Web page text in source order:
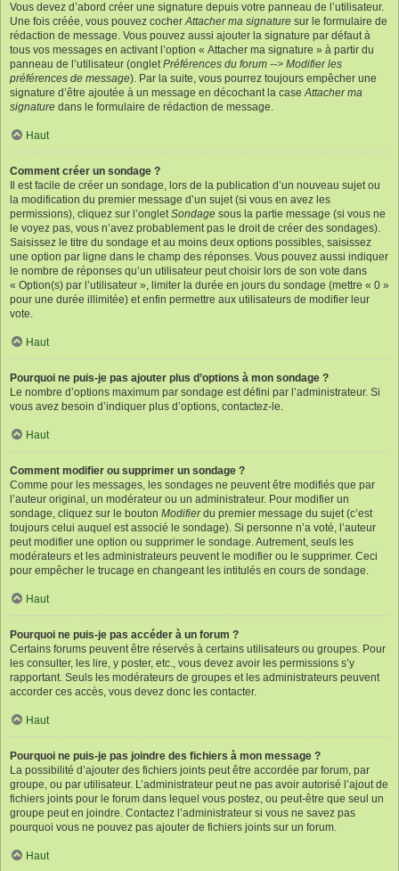
Vous devez d’abord créer une signature depuis votre panneau de l’utilisateur.
Une fois créée, vous pouvez cocherAttacher ma signature sur le formulaire de
rédaction de message. Vous pouvez aussi ajouter la signature par défaut à
tous vos messages en activant l’option « Attacher ma signature » à partir du
panneau de l’utilisateur (ongletPréférences du forum --> Modifier les
préférences de message). Par la suite, vous pourrez toujours empêcher une
signature d’être ajoutée à un message en décochant la caseAttacher ma
signature dans le formulaire de rédaction de message.
Haut
Comment créer un sondage ?
Il est facile de créer un sondage, lors de la publication d’un nouveau sujet ou
la modification du premier message d’un sujet (si vous en avez les
permissions), cliquez sur l’ongletSondage sous la partie message (si vous ne
le voyez pas, vous n’avez probablement pas le droit de créer des sondages).
Saisissez le titre du sondage et au moins deux options possibles, saisissez
une option par ligne dans le champ des réponses. Vous pouvez aussi indiquer
le nombre de réponses qu’un utilisateur peut choisir lors de son vote dans
« Option(s) par l’utilisateur », limiter la durée en jours du sondage (mettre « 0 »
pour une durée illimitée) et enfin permettre aux utilisateurs de modifier leur
vote.
Haut
Pourquoi ne puis-je pas ajouter plus d’options à mon sondage ?
Le nombre d’options maximum par sondage est défini par l’administrateur. Si
vous avez besoin d’indiquer plus d’options, contactez-le.
Haut
Comment modifier ou supprimer un sondage ?
Comme pour les messages, les sondages ne peuvent être modifiés que par
l’auteur original, un modérateur ou un administrateur. Pour modifier un
sondage, cliquez sur le bouton Modifierdu premier message du sujet (c’est
toujours celui auquel est associé le sondage). Si personne n’a voté, l’auteur
peut modifier une option ou supprimer le sondage. Autrement, seuls les
modérateurs et les administrateurs peuvent le modifier ou le supprimer. Ceci
pour empêcher le trucage en changeant les intitulés en cours de sondage.
Haut
Pourquoi ne puis-je pas accéder à un forum ?
Certains forums peuvent être réservés à certains utilisateurs ou groupes. Pour
les consulter, les lire, y poster, etc., vous devez avoir les permissions s’y
rapportant. Seuls les modérateurs de groupes et les administrateurs peuvent
accorder ces accès, vous devez donc les contacter.
Haut
Pourquoi ne puis-je pas joindre des fichiers à mon message ?
La possibilité d’ajouter des fichiers joints peut être accordée par forum, par
groupe, ou par utilisateur. L’administrateur peut ne pas avoir autorisé l’ajout de
fichiers joints pour le forum dans lequel vous postez, ou peut-être que seul un
groupe peut en joindre. Contactez l’administrateur si vous ne savez pas
pourquoi vous ne pouvez pas ajouter de fichiers joints sur un forum.
Haut